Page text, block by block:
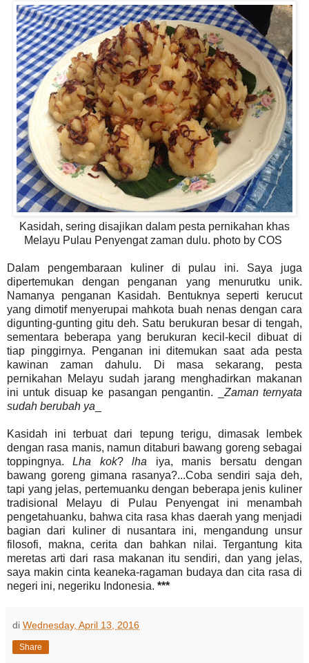
Kasidah, sering disajikan dalam pesta pernikahan khas
Melayu Pulau Penyengat zaman dulu. photo by COS
Dalam pengembaraan kuliner di pulau ini. Saya juga
dipertemukan dengan penganan yang menurutku unik.
Namanya penganan Kasidah. Bentuknya seperti kerucut
yang dimotif menyerupai mahkota buah nenas dengan cara
digunting-gunting gitu deh. Satu berukuran besar di tengah,
sementara beberapa yang berukuran kecil-kecil dibuat di
tiap pinggirnya. Penganan ini ditemukan saat ada pesta
kawinan zaman dahulu. Di masa sekarang, pesta
pernikahan Melayu sudah jarang menghadirkan makanan
ini untuk disuap ke pasangan pengantin. _ Zaman ternyata
sudah berubah ya
Kasidah ini terbuat dari tepung terigu, dimasak lembek
dengan rasa manis, namun ditaburi bawang goreng sebagai
toppingnya. Lha kok?lha iya, manis bersatu dengan
bawang goreng gimana rasanya?...Coba sendiri saja deh,
tapi yang jelas, pertemuanku dengan beberapa jenis kuliner
tradisional Melayu di Pulau Penyengat ini menambah
pengetahuanku, bahwa cita rasa khas daerah yang menjadi
bagian dari kuliner di nusantara ini, mengandung unsur
filosofi, makna, cerita dan bahkan nilai. Tergantung kita
meretas arti dari rasa makanan itu sendiri, dan yang jelas,
saya makin cinta keaneka-ragaman budaya dan cita rasa di
negeri ini, negeriku Indonesia. ***
di Wednesday, April 13, 2016
Share